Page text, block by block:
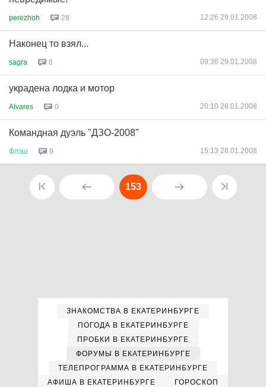
perezhoh 28 12:26 29.01.2008
Наконец то взял...
sagra 8 09:36 29.01.2008
украдена лодка и мотор
Alvares 0 20:10 28.01.2008
Командная дуэль "ДЗО-2008"
Флэш 9 15:13 28.01.2008
153
ЗНАКОМСТВА В ЕКАТЕРИНБУРГЕ
ПОГОДА В ЕКАТЕРИНБУРГЕ
ПРОБКИ В ЕКАТЕРИНБУРГЕ
ФОРУМЫ В ЕКАТЕРИНБУРГЕ
ТЕЛЕПРОГРАММА В ЕКАТЕРИНБУРГЕ
АФИША В ЕКАТЕРИНБУРГЕ
ГОРОСКОП